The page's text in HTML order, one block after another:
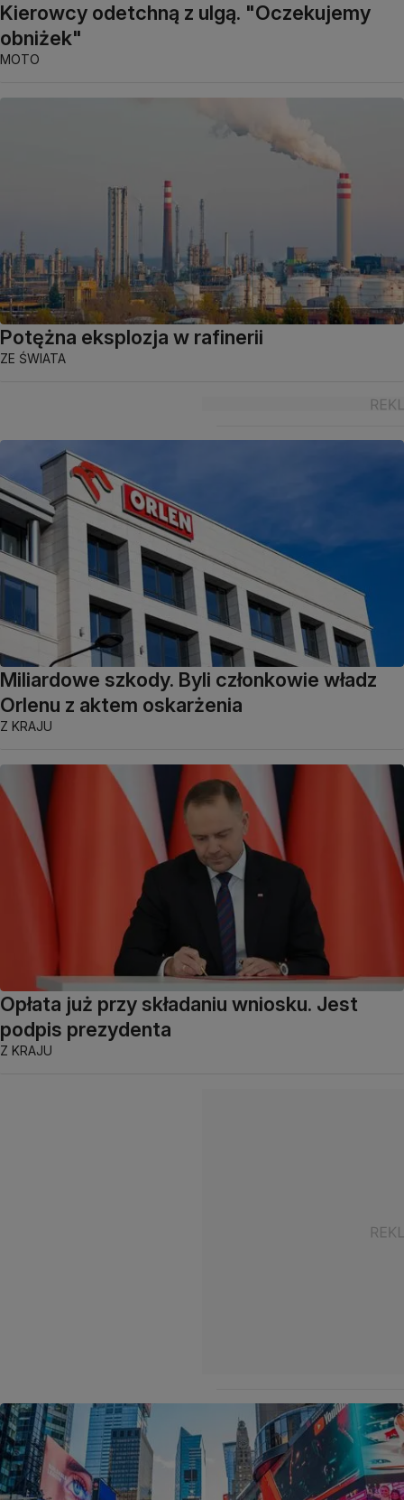
Kierowcy odetchną z ulgą. "Oczekujemy
obniżek"
MOTO
Potężna eksplozja w rafinerii
ZE ŚWIATA
Miliardowe szkody. Byli członkowie władz
Orlenu z aktem oskarżenia
Z KRAJU
Opłata już przy składaniu wniosku. Jest
podpis prezydenta
Z KRAJU